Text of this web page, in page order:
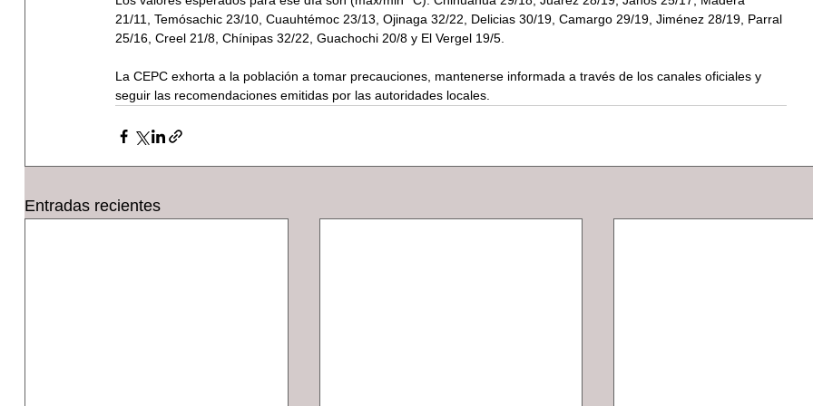
21/11, Temósachic 23/10, Cuauhtémoc 23/13, Ojinaga 32/22, Delicias 30/19, Camargo 29/19, Jiménez 28/19, Parral
25/16, Creel 21/8, Chínipas 32/22, Guachochi 20/8 y El Vergel 19/5.
La CEPC exhorta a la población a tomar precauciones, mantenerse informada a través de los canales oficiales y
seguir las recomendaciones emitidas por las autoridades locales.
Entradas recientes